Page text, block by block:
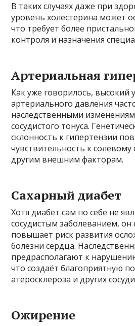
В таких случаях даже при
уровень холестерина может
что требует более
контроля и назначения
Артериальная
Как уже говорилось, высокий
артериального давления
наследственными
сосудистого тонуса.
склонность к гипертензии
чувствительность к солевому
другим внешним факторам.
Сахарный диабет
Хотя диабет сам по себе не
сосудистым заболеванием, он
повышает риск развития
болезни сердца.
предрасполагают к
что создаёт благоприятную
атеросклероза и других
Ожирение